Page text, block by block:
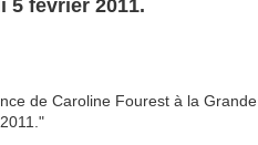
5 février 2011.